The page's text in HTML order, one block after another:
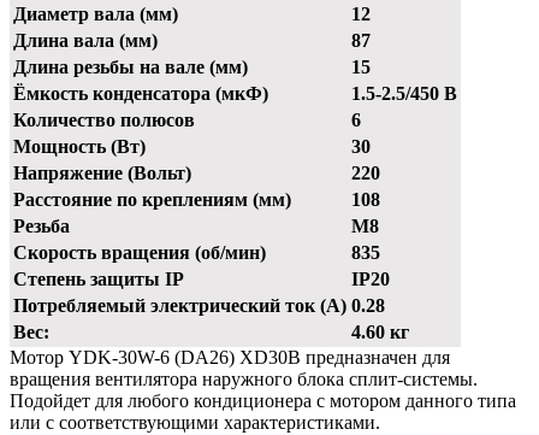
Диаметр вала (мм)
12
Длина вала (мм)
87
Длина резьбы на вале (мм)
15
Ёмкость конденсатора (мкФ)
1.5-2.5/450 В
Количество полюсов
6
Мощность (Вт)
30
Напряжение (Вольт)
220
Расстояние по креплениям (мм)
108
Резьба
М8
Скорость вращения (об/мин)
835
Степень защиты IP
IP20
Потребляемый электрический ток (А) 0.28
Вес:
4.60 кг
Мотор YDK-30W-6 (DA26) XD30B предназначен для
вращения вентилятора наружного блока сплит-системы.
Подойдет для любого кондиционера с мотором данного типа
или с соответствующими характеристиками.